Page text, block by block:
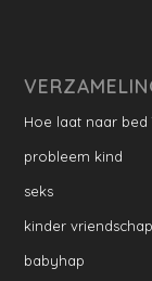
Hoe laat naar bed
probleem kind
seks
kinder vriendschap
babyhap